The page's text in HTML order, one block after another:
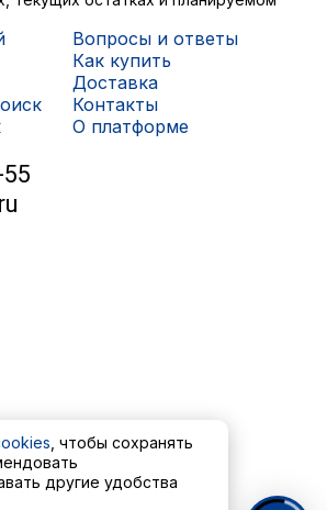
Вопросы и ответы
Как купить
Доставка
Контакты
О платформе
, чтобы сохранять
другие удобства